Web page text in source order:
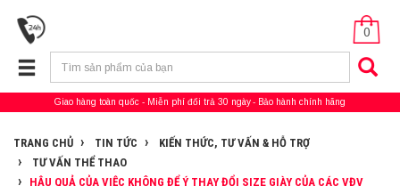
0
Giao hàng toàn quốc Miễn phí đổi trả 30 ngày Bảo hành chính hãng
TRANG CHỦ TIN TỨC
KIẾN THỨC, TƯ VẤN & HỖ TRỢ
TƯ VẤN THỂ THAO
HẬU QUẢ CỦA VIỆC KHÔNG ĐỂ Ý THAY ĐỔI SIZE GIÀY CỦA CÁC VĐV